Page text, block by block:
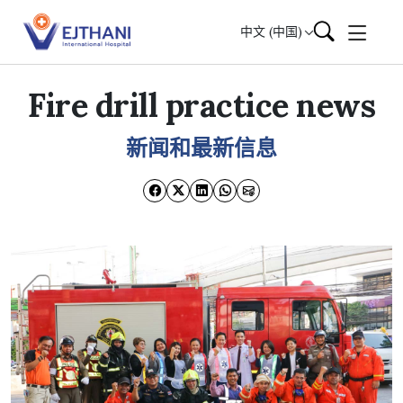
Skip to content
中文 (中国)
Fire drill practice news
新闻和最新信息